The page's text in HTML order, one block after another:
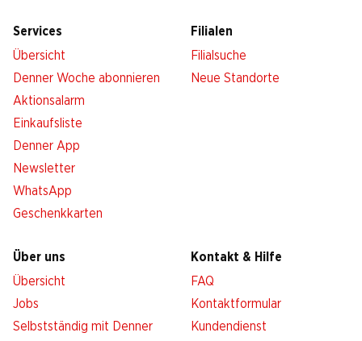
Services
Übersicht
Denner Woche abonnieren
Aktionsalarm
Einkaufsliste
Denner App
Newsletter
WhatsApp
Geschenkkarten
Filialen
Filialsuche
Neue Standorte
Über uns
Übersicht
Jobs
Selbstständig mit Denner
Kontakt & Hilfe
FAQ
Kontaktformular
Kundendienst